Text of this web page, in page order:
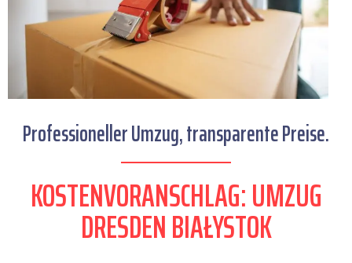
Professioneller Umzug, transparente Preise.
KOSTENVORANSCHLAG: UMZUG
DRESDEN BIAŁYSTOK